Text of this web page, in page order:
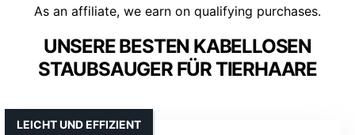
As an affiliate, we earn on qualifying purchases.
UNSERE BESTEN KABELLOSEN
STAUBSAUGER FÜR TIERHAARE
LEICHT UND EFFIZIENT